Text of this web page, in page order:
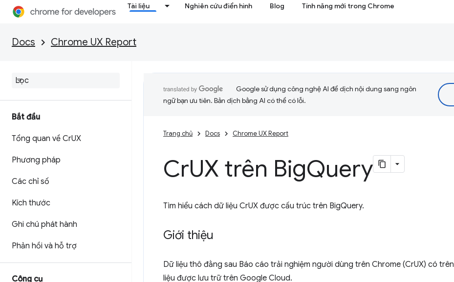
Tài liệu Nghiên cứu điển hình Blog Tính năng mới trong Chrome
Docs Chrome UX Report
Bắt đầu
Tổng quan về CrUX
Phương pháp
Các chỉ số
Kích thước
Ghi chú phát hành
Phản hồi và hỗ trợ
Công cụ
Google sử dụng công nghệ AI để dịch nội dung sang ngôn
ngữ bạn ưu tiên. Bản dịch bằng AI có thể có lỗi.
Trang chủ Docs Chrome UX Report
CrUX trên BigQuery
Tìm hiểu cách dữ liệu CrUX được cấu trúc trên BigQuery.
Giới thiệu
Dữ liệu thô đằng sau Báo cáo trải nghiệm người dùng trên Chrome (CrUX) có trên
liệu được lưu trữ trên Google Cloud.